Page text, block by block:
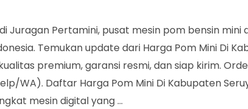
Mini
Di
Kabupaten
Seruyan
Juragan Pertamini, pusat mesin pom bensin mini
Temukan update dari Harga Pom Mini Di
premium, garansi resmi, dan siap kirim.
WA). Daftar Harga Pom Mini Di Kabupaten
mesin digital yang …